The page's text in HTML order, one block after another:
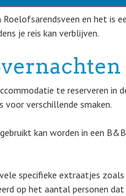
Roelofsarendsveen en het is
je reis kan verblijven.
te reserveren in
verschillende smaken.
kan worden in een
specifieke extraatjes zoals
op het aantal personen